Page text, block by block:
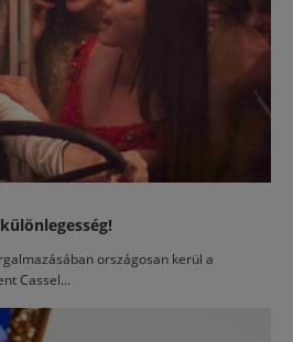
országosan kerül a
Cassel...